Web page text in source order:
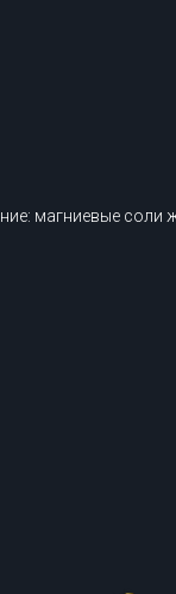
магниевые соли